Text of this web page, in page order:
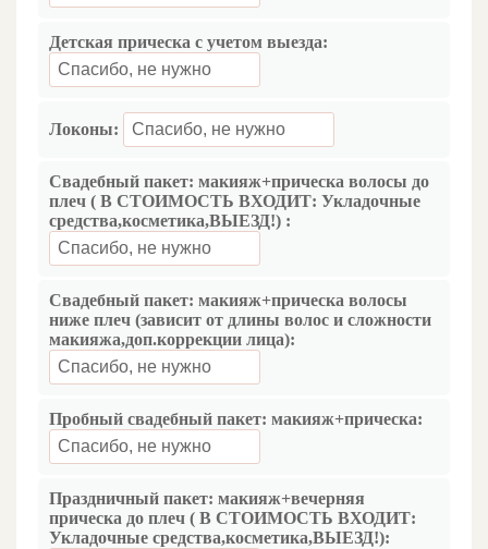
Детская прическа с учетом выезда:
Локоны:
Свадебный пакет: макияж+прическа волосы до
плеч ( В СТОИМОСТЬ ВХОДИТ: Укладочные
средства,косметика,ВЫЕЗД!) :
Свадебный пакет: макияж+прическа волосы
ниже плеч (зависит от длины волос и сложности
макияжа,доп.коррекции лица):
Пробный свадебный пакет: макияж+прическа:
Праздничный пакет: макияж+вечерняя
прическа до плеч ( В СТОИМОСТЬ ВХОДИТ:
Укладочные средства,косметика,ВЫЕЗД!):